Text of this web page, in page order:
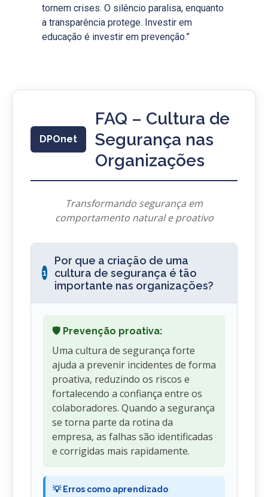
tornem crises. O silêncio paralisa, enquanto
a transparência protege. Investir em
educação é investir em prevenção.”
DPOnet
FAQ – Cultura de
Segurança nas
Organizações
Transformando segurança em
comportamento natural e proativo
1
Por que a criação de uma
cultura de segurança é tão
importante nas organizações?
🛡️ Prevenção proativa:
Uma cultura de segurança forte
ajuda a prevenir incidentes de forma
proativa, reduzindo os riscos e
fortalecendo a confiança entre os
colaboradores. Quando a segurança
se torna parte da rotina da
empresa, as falhas são identificadas
e corrigidas mais rapidamente.
💡 Erros como aprendizado